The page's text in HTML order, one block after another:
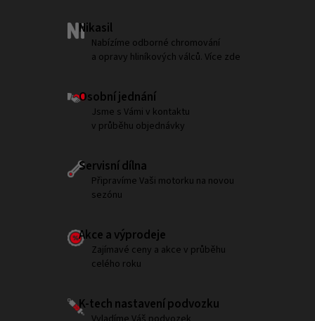
Nikasil
Nabízíme odborné chromování
a opravy hliníkových válců. Více zde
Osobní jednání
Jsme s Vámi v kontaktu
v průběhu objednávky
Servisní dílna
Připravíme Vaši motorku na novou
sezónu
Akce a výprodeje
Zajímavé ceny a akce v průběhu
celého roku
K-tech nastavení podvozku